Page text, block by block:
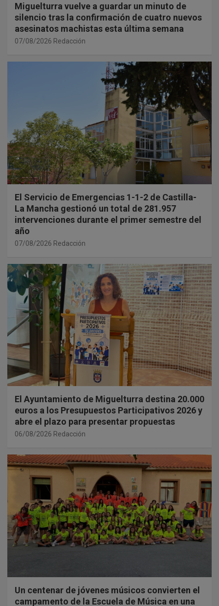
Miguelturra vuelve a guardar un minuto de
silencio tras la confirmación de cuatro nuevos
asesinatos machistas esta última semana
07/08/2026 Redacción
El Servicio de Emergencias 1-1-2 de Castilla-
La Mancha gestionó un total de 281.957
intervenciones durante el primer semestre del
año
07/08/2026 Redacción
El Ayuntamiento de Miguelturra destina 20.000
euros a los Presupuestos Participativos 2026 y
abre el plazo para presentar propuestas
06/08/2026 Redacción
Un centenar de jóvenes músicos convierten el
campamento de la Escuela de Música en una